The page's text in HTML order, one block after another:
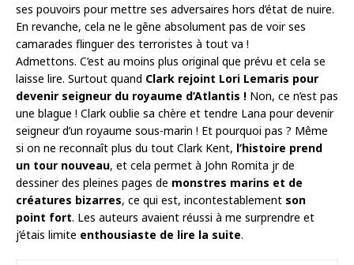
ses pouvoirs pour mettre ses adversaires hors d’état de nuire.
En revanche, cela ne le gêne absolument pas de voir ses
camarades flinguer des terroristes à tout va !
Admettons. C’est au moins plus original que prévu et cela se
laisse lire. Surtout quand Clark rejoint Lori Lemaris pour
devenir seigneur du royaume d’Atlantis ! Non, ce n’est pas
une blague ! Clark oublie sa chère et tendre Lana pour devenir
seigneur d’un royaume sous-marin ! Et pourquoi pas ? Même
si on ne reconnaît plus du tout Clark Kent, l’histoire prend
un tour nouveau, et cela permet à John Romita jr de
dessiner des pleines pages de monstres marins et de
créatures bizarres, ce qui est, incontestablement son
point fort. Les auteurs avaient réussi à me surprendre et
j’étais limite enthousiaste de lire la suite.